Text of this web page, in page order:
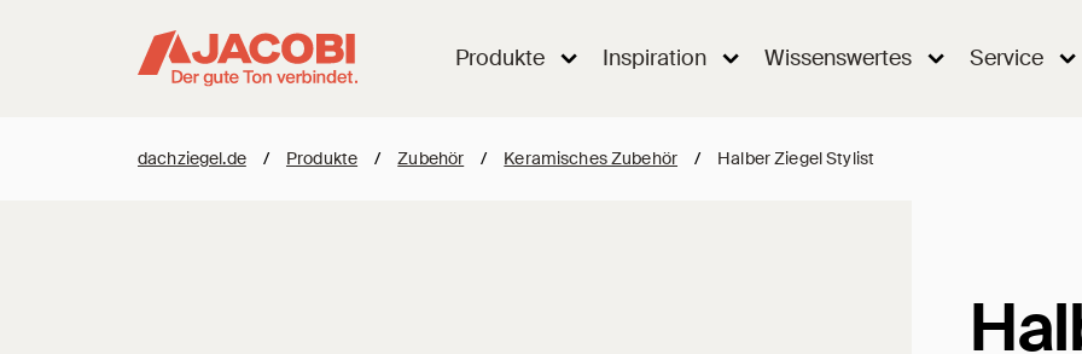
Produkte Inspiration Wissenswertes Service
dachziegel.de / Produkte / Zubehör / Keramisches Zubehör / Halber Ziegel Stylist